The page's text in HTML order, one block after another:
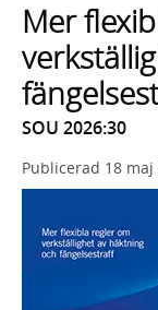
Mer
SOU 2026:30
Publicerad 18 maj